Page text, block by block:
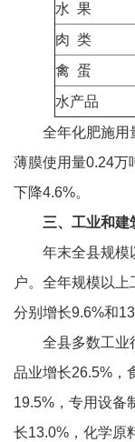
水 果
肉 类
禽 蛋
水产品
全年化肥施用
薄膜使用量0.24万
下降4.6%。
三、工业和建
年末全县规模
户。全年规模以
分别增长9.6%和
全县多数工业
品业增长26.5%，
19.5%，专用设备
长13.0%，化学原